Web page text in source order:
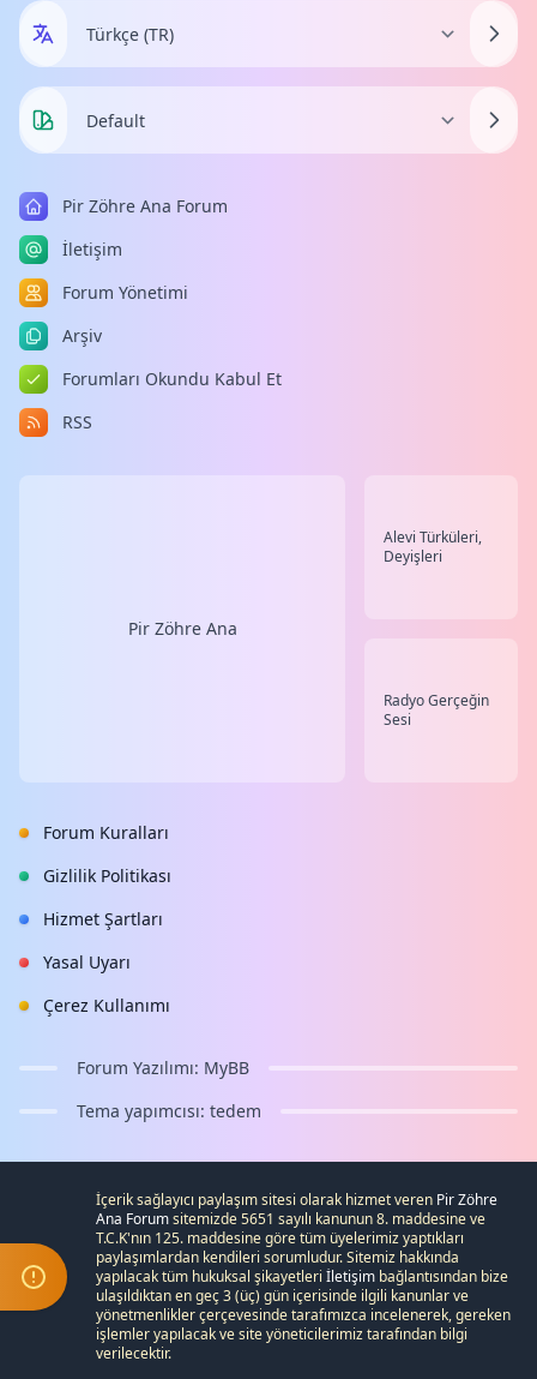
Pir Zöhre Ana Forum
İletişim
Forum Yönetimi
Arşiv
Forumları Okundu Kabul Et
RSS
Pir Zöhre Ana
Alevi Türküleri,
Deyişleri
Radyo Gerçeğin
Sesi
Forum Kuralları
Gizlilik Politikası
Hizmet Şartları
Yasal Uyarı
Çerez Kullanımı
Forum Yazılımı: MyBB
Tema yapımcısı: tedem
İçerik sağlayıcı paylaşım sitesi olarak hizmet veren Pir Zöhre
Ana Forumsitemizde 5651 sayılı kanunun 8. maddesine ve
T.C.K'nın 125. maddesine göre tüm üyelerimiz yaptıkları
paylaşımlardan kendileri sorumludur. Sitemiz hakkında
yapılacak tüm hukuksal şikayetleri İletişim bağlantısından bize
ulaşıldıktan en geç 3 (üç) gün içerisinde ilgili kanunlar ve
yönetmenlikler çerçevesinde tarafımızca incelenerek, gereken
işlemler yapılacak ve site yöneticilerimiz tarafından bilgi
verilecektir.